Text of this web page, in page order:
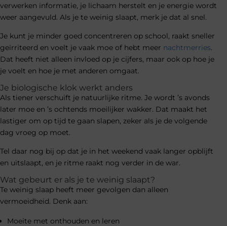
verwerken informatie, je lichaam herstelt en je energie wordt
weer aangevuld. Als je te weinig slaapt, merk je dat al snel.
Je kunt je minder goed concentreren op school, raakt sneller
geïrriteerd en voelt je vaak moe of hebt meer nachtmerries.
Dat heeft niet alleen invloed op je cijfers, maar ook op hoe je
je voelt en hoe je met anderen omgaat.
Je biologische klok werkt anders
Als tiener verschuift je natuurlijke ritme. Je wordt ’s avonds
later moe en ’s ochtends moeilijker wakker. Dat maakt het
lastiger om op tijd te gaan slapen, zeker als je de volgende
dag vroeg op moet.
Tel daar nog bij op dat je in het weekend vaak langer opblijft
en uitslaapt, en je ritme raakt nog verder in de war.
Wat gebeurt er als je te weinig slaapt?
Te weinig slaap heeft meer gevolgen dan alleen
vermoeidheid. Denk aan:
Moeite met onthouden en leren